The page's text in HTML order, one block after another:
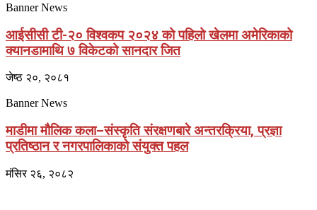
Banner News
आईसीसी टी-२० विश्वकप २०२४ को पहिलो खेलमा अमेरिकाको
क्यानडामाथि ७ विकेटको सानदार जित
जेष्ठ २०, २०८१
Banner News
माडीमा मौलिक कला–संस्कृति संरक्षणबारे अन्तरक्रिया, प्रज्ञा
प्रतिष्ठान र नगरपालिकाको संयुक्त पहल
मंसिर २६, २०८२